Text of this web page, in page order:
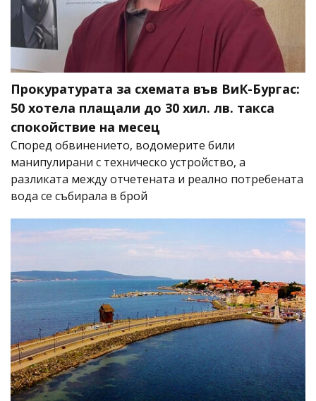
Прокуратурата за схемата във ВиК-Бургас:
50 хотела плащали до 30 хил. лв. такса
спокойствие на месец
Според обвинението, водомерите били
манипулирани с техническо устройство, а
разликата между отчетената и реално потребената
вода се събирала в брой